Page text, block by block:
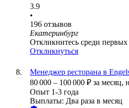
3.9
•
196 отзывов
Екатеринбург
Откликнитесь среди первых
Откликнуться
Менеджер ресторана в
80 000 – 100 000 ₽ за месяц,
Опыт 1-3 года
Выплаты: Два раза в месяц